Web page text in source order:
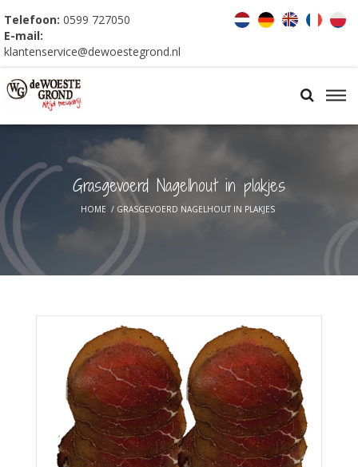
Telefoon: 0599 727050
E-mail:
klantenservice@dewoestegrond.nl
Grasgevoerd Nagelhout in plakjes
HOME / GRASGEVOERD NAGELHOUT IN PLAKJES